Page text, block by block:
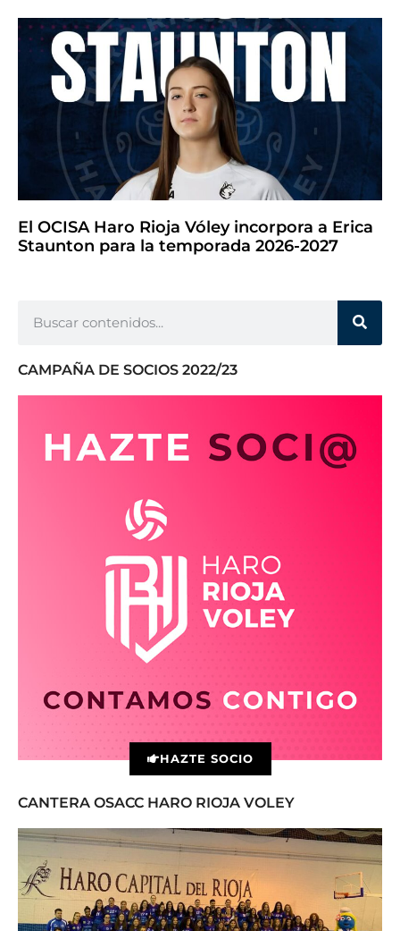
El OCISA Haro Rioja Vóley incorpora a Erica
Staunton para la temporada 2026-2027
CAMPAÑA DE SOCIOS 2022/23
HAZTE SOCIO
CANTERA OSACC HARO RIOJA VOLEY